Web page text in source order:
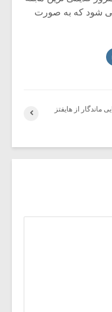
شود که به صورت
ماندگار از هایفتز